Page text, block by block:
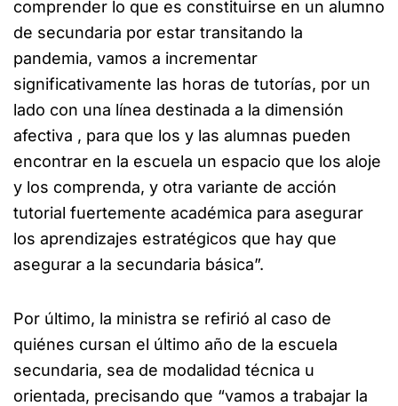
comprender lo que es constituirse en un alumno
de secundaria por estar transitando la
pandemia, vamos a incrementar
significativamente las horas de tutorías, por un
lado con una línea destinada a la dimensión
afectiva , para que los y las alumnas pueden
encontrar en la escuela un espacio que los aloje
y los comprenda, y otra variante de acción
tutorial fuertemente académica para asegurar
los aprendizajes estratégicos que hay que
asegurar a la secundaria básica”.
Por último, la ministra se refirió al caso de
quiénes cursan el último año de la escuela
secundaria, sea de modalidad técnica u
orientada, precisando que “vamos a trabajar la